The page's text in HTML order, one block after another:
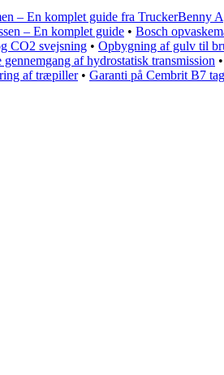
– En komplet guide fra TruckerBenny A
– En komplet guide • Bosch
CO2 svejsning • Opbygning af gulv til
af hydrostatisk transmission •
af træpiller• Garanti på Cembrit B7